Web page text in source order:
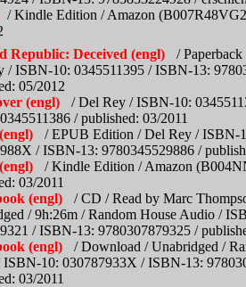
/ Kindle Edition / Amazon
Republic: Deceived (engl)
/
/ ISBN-10: 0345511395 / ISBN-13:
05/2012
(engl)
/ Del Rey / ISBN-10:
/ published: 03/2011
/ EPUB Edition / Del Rey / ISBN-
/ ISBN-13: 9780345529886 /
/ Kindle Edition / Amazon
03/2011
(engl)
/ CD / Read by Marc
/ 9h:26m / Random House Audio /
/ ISBN-13: 9780307879325 /
(engl)
/ Download / Unabridged /
10: 030787933X / ISBN-13:
03/2011